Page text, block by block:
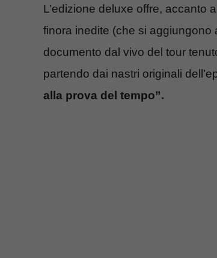
L’edizione deluxe offre, accanto
finora inedite (che si aggiungono
documento dal vivo del tour
partendo dai nastri originali
alla prova del tempo”.